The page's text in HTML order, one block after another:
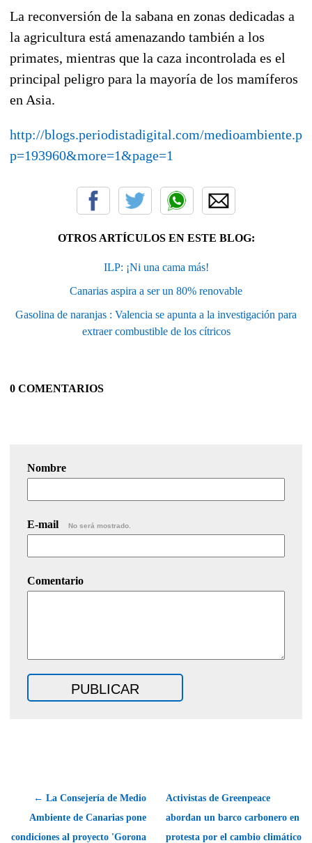
La reconversión de la sabana en zonas dedicadas a
la agricultura está amenazando también a los
primates, mientras que la caza incontrolada es el
principal peligro para la mayoría de los mamíferos
en Asia.
http://blogs.periodistadigital.com/
p=193960&more=1&page=1
OTROS ARTÍCULOS EN ESTE BLOG:
ILP: ¡Ni una cama más!
Canarias aspira a ser un 80% renovable
Gasolina de naranjas : Valencia se apunta a la investigación para
extraer combustible de los cítricos
0 COMENTARIOS
Nombre
E-mail No será mostrado.
Comentario
← La Consejería de Medio
Ambiente de Canarias pone
condiciones al proyecto 'Gorona
Activistas de Greenpeace
abordan un barco carbonero en
protesta por el cambio climático